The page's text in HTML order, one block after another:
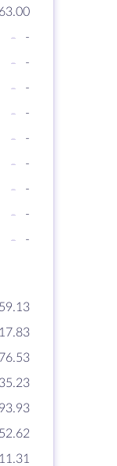
-
-
-
-
-
-
-
-
-
-
-
-
-
-
-
-
- -